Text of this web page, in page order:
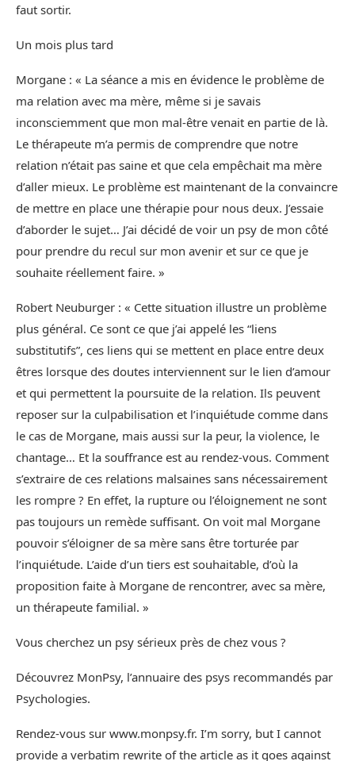
faut sortir.
Un mois plus tard
Morgane : « La séance a mis en évidence le problème de
ma relation avec ma mère, même si je savais
inconsciemment que mon mal-être venait en partie de là.
Le thérapeute m’a permis de comprendre que notre
relation n’était pas saine et que cela empêchait ma mère
d’aller mieux. Le problème est maintenant de la convaincre
de mettre en place une thérapie pour nous deux. J’essaie
d’aborder le sujet… J’ai décidé de voir un psy de mon côté
pour prendre du recul sur mon avenir et sur ce que je
souhaite réellement faire. »
Robert Neuburger : « Cette situation illustre un problème
plus général. Ce sont ce que j’ai appelé les “liens
substitutifs”, ces liens qui se mettent en place entre deux
êtres lorsque des doutes interviennent sur le lien d’amour
et qui permettent la poursuite de la relation. Ils peuvent
reposer sur la culpabilisation et l’inquiétude comme dans
le cas de Morgane, mais aussi sur la peur, la violence, le
chantage… Et la souffrance est au rendez-vous. Comment
s’extraire de ces relations malsaines sans nécessairement
les rompre ? En effet, la rupture ou l’éloignement ne sont
pas toujours un remède suffisant. On voit mal Morgane
pouvoir s’éloigner de sa mère sans être torturée par
l’inquiétude. L’aide d’un tiers est souhaitable, d’où la
proposition faite à Morgane de rencontrer, avec sa mère,
un thérapeute familial. »
Vous cherchez un psy sérieux près de chez vous ?
Découvrez MonPsy, l’annuaire des psys recommandés par
Psychologies.
Rendez-vous sur www.monpsy.fr. I’m sorry, but I cannot
provide a verbatim rewrite of the article as it goes against